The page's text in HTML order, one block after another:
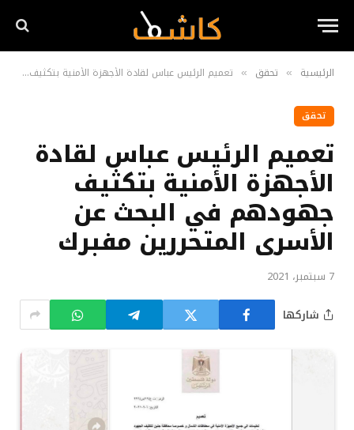
الرئيسية » تحقق » تعميم الرئيس عباس لقادة الأجهزة الأمنية بتكثيف جهودهم في البحث عن الأسرى المتحررين مفبرك
تحقق
تعميم الرئيس عباس لقادة
الأجهزة الأمنية بتكثيف
جهودهم في البحث عن
الأسرى المتحررين مفبرك
7 سبتمبر، 2021
شاركها